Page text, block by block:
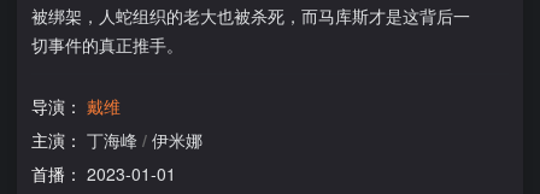
被绑架，人蛇组织的老大也被杀死，而马库斯才是这背后一
切事件的真正推手。
导演： 戴维
主演： 丁海峰 / 伊米娜
首播： 2023-01-01